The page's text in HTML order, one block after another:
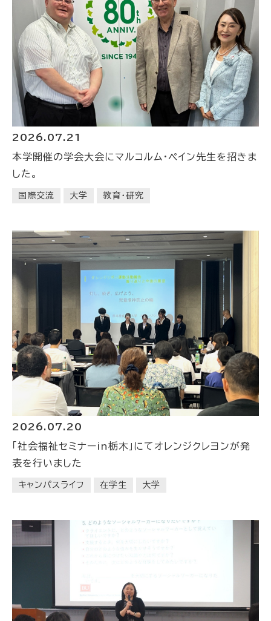
2026.07.21
本学開催の学会大会にマルコルム・ペイン先生を招きま
した。
国際交流 大学 教育・研究
2026.07.20
「社会福祉セミナーin栃木」にてオレンジクレヨンが発
表を行いました
キャンパスライフ 在学生 大学